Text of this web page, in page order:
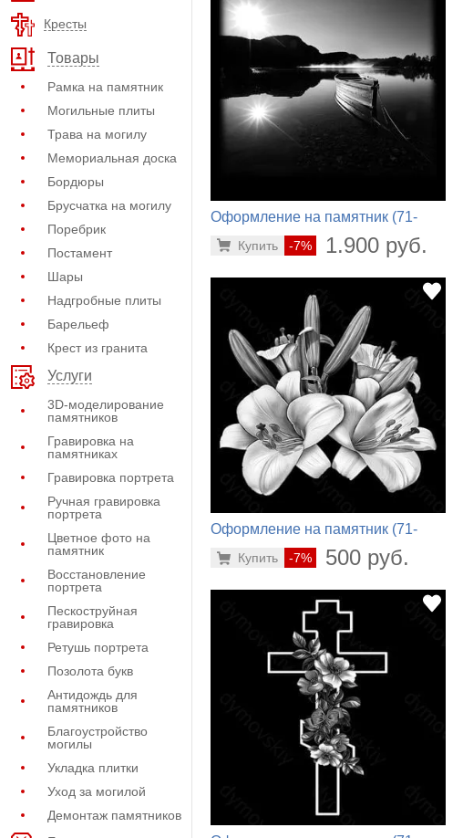
Кресты
Товары
Рамка на памятник
Могильные плиты
Трава на могилу
Мемориальная доска
Бордюры
Брусчатка на могилу
Поребрик
Постамент
Шары
Надгробные плиты
Барельеф
Крест из гранита
Услуги
3D-моделирование
памятников
Гравировка на
памятниках
Гравировка портрета
Ручная гравировка
портрета
Цветное фото на
памятник
Восстановление
портрета
Пескоструйная
гравировка
Ретушь портрета
Позолота букв
Антидождь для
памятников
Благоустройство
могилы
Укладка плитки
Уход за могилой
Демонтаж памятников
Оформление на памятник (71-
-7% 1.900 руб.
Купить
Оформление на памятник (71-
-7% 500 руб.
Купить